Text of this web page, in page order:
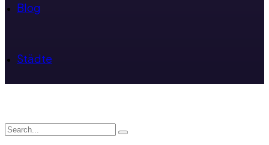
Blog
Städte